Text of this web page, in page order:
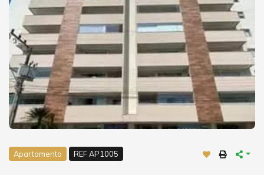
Apartamento REF AP1005